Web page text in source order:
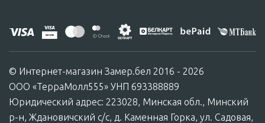
© Интернет-магазин Замер.бел 2016 - 2026
ООО «ТерраМолл555» УНП 693388889
Юридический адрес: 223028, Минская обл., Минский
р-н, Ждановичский с/с, д. Каменная Горка, ул. Садовая,